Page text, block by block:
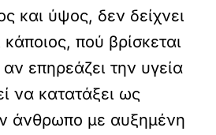
και ύψος, δεν δείχνει
πού βρίσκεται
επηρεάζει την υγεία
να κατατάξει ως
άνθρωπο με αυξημένη